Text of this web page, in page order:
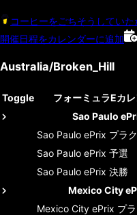
コーヒーをごちそうしてい
開催日程をカレンダーに追加
Australia/Broken_Hill
Toggle フォーミュラEカ
Sao Paulo
Sao Paulo ePrix プラ
Sao Paulo ePrix 予選
Sao Paulo ePrix 決勝
Mexico City
Mexico City ePrix プ